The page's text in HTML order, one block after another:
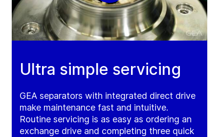
Ultra simple servicing
GEA separators with integrated direct drive
make maintenance fast and intuitive.
Routine servicing is as easy as ordering an
exchange drive and completing three quick